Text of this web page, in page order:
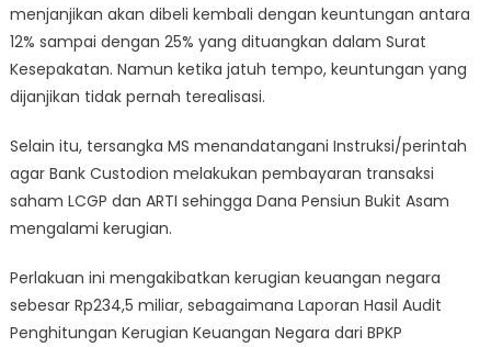
menjanjikan akan dibeli kembali dengan keuntungan antara
12% sampai dengan 25% yang dituangkan dalam Surat
Kesepakatan. Namun ketika jatuh tempo, keuntungan yang
dijanjikan tidak pernah terealisasi.
Selain itu, tersangka MS menandatangani Instruksi/perintah
agar Bank Custodion melakukan pembayaran transaksi
saham LCGP dan ARTI sehingga Dana Pensiun Bukit Asam
mengalami kerugian.
Perlakuan ini mengakibatkan kerugian keuangan negara
sebesar Rp234,5 miliar, sebagaimana Laporan Hasil Audit
Penghitungan Kerugian Keuangan Negara dari BPKP